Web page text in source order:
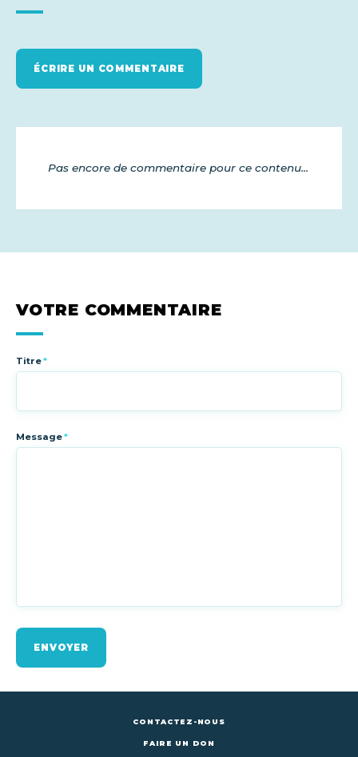
ÉCRIRE UN COMMENTAIRE
Pas encore de commentaire pour ce contenu...
VOTRE COMMENTAIRE
Titre*
Message*
ENVOYER
CONTACTEZ-NOUS
FAIRE UN DON